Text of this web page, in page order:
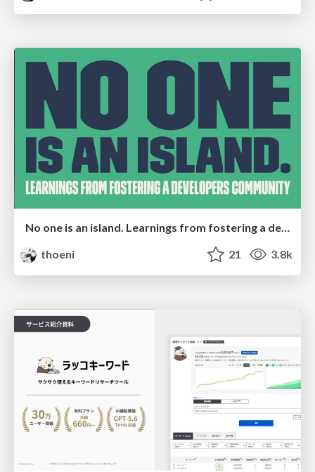
No one is an island. Learnings from fostering a developers community.
thoeni
21 3.8k